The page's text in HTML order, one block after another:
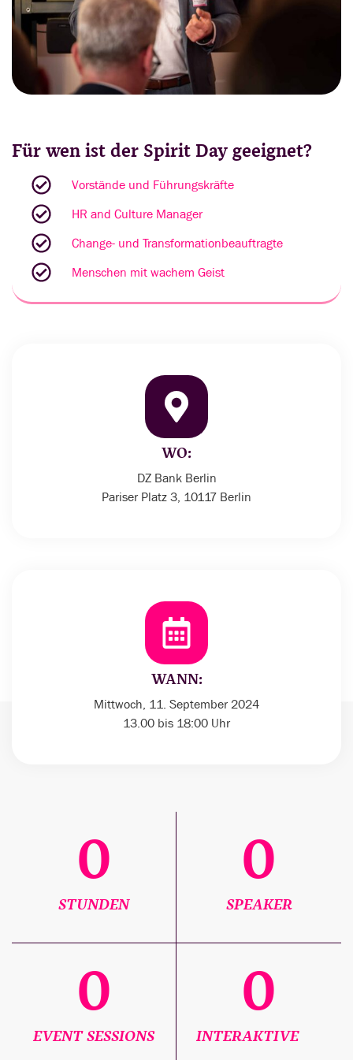
Für wen ist der Spirit Day geeignet?
Vorstände und Führungskräfte
HR and Culture Manager
Change- und Transformationbeauftragte
Menschen mit wachem Geist
WO:
DZ Bank Berlin
Pariser Platz 3, 10117 Berlin
WANN:
Mittwoch, 11. September 2024
13.00 bis 18:00 Uhr
STUNDEN
0
SPEAKER
0
EVENT SESSIONS
0
INTERAKTIVE
0